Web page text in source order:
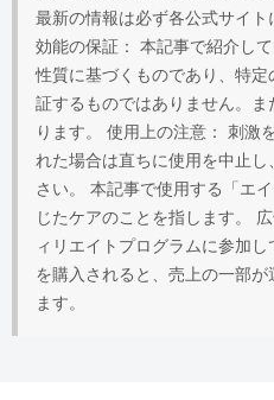
最新の情報は必ず各公式サイト
効能の保証： 本記事で紹介し
性質に基づくものであり、特
証するものではありません。
ります。 使用上の注意： 刺激
れた場合は直ちに使用を中止
さい。 本記事で使用する「エ
じたケアのことを指します。
ィリエイトプログラムに参加
を購入されると、売上の一部
ます。